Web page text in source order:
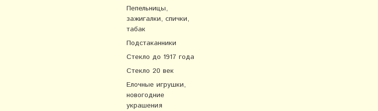
Пепельницы,
зажигалки, спички,
табак
Подстаканники
Стекло до 1917 года
Стекло 20 век
Елочные игрушки,
новогодние
украшения